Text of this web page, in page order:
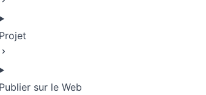
Projet
Publier sur le Web